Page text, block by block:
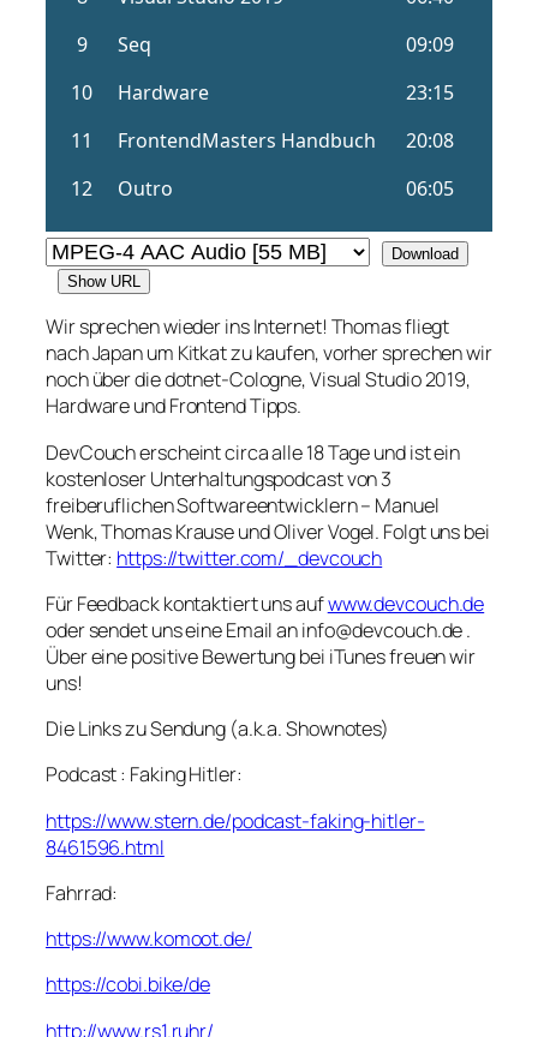
Download
Show URL
Wir sprechen wieder ins Internet! Thomas fliegt
nach Japan um Kitkat zu kaufen, vorher sprechen wir
noch über die dotnet-Cologne, Visual Studio 2019,
Hardware und Frontend Tipps.
DevCouch erscheint circa alle 18 Tage und ist ein
kostenloser Unterhaltungspodcast von 3
freiberuflichen Softwareentwicklern – Manuel
Wenk, Thomas Krause und Oliver Vogel. Folgt uns bei
Twitter: https://twitter.com/_devcouch
Für Feedback kontaktiert uns aufwww.devcouch.de
oder sendet uns eine Email an info@devcouch.de .
Über eine positive Bewertung bei iTunes freuen wir
uns!
Die Links zu Sendung (a.k.a. Shownotes)
Podcast : Faking Hitler:
https://www.stern.de/podcast-faking-hitler-
8461596.html
Fahrrad:
https://www.komoot.de/
https://cobi.bike/de
http://www.rs1.ruhr/